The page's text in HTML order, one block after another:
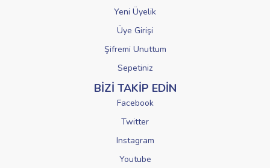
Yeni Üyelik
Üye Girişi
Şifremi Unuttum
Sepetiniz
BİZİ TAKİP EDİN
Facebook
Twitter
Instagram
Youtube